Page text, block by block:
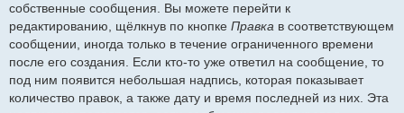
собственные сообщения. Вы можете перейти к
редактированию, щёлкнув по кнопке Правка в соответствующем
сообщении, иногда только в течение ограниченного времени
после его создания. Если кто-то уже ответил на сообщение, то
под ним появится небольшая надпись, которая показывает
количество правок, а также дату и время последней из них. Эта